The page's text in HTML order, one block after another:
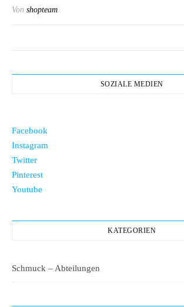
Von shopteam
SOZIALE MEDIEN
Facebook
Instagram
Twitter
Pinterest
Youtube
KATEGORIEN
Schmuck – Abteilungen